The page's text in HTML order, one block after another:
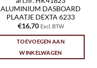
ALUMINIUM DASBOARD
PLAATJE DEXTA 6233
€16,70 Excl. BTW
TOEVOEGEN AAN
WINKELWAGEN